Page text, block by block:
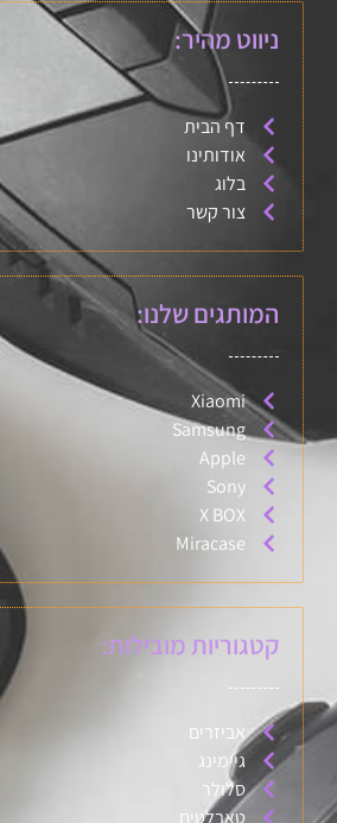
ניווט מהיר:
דף הבית
אודותינו
בלוג
צור קשר
המותגים שלנו:
Xiaomi
Samsung
Apple
Sony
X BOX
Miracase
קטגוריות מובילות:
אביזרים
גיימינג
סלולר
טאבלטים